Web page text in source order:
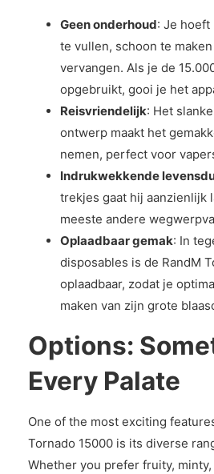
Geen onderhoud: Je hoeft
te vullen, schoon te
vervangen. Als je de
opgebruikt, gooi je het
Reisvriendelijk: Het
ontwerp maakt het
nemen, perfect voor
Indrukwekkende
trekjes gaat hij aanzienlijk
meeste andere
Oplaadbaar gemak: In
disposables is de RandM
oplaadbaar, zodat je
maken van zijn grote
Options:
Every Palate
One of the most exciting
Tornado 15000 is its diverse
Whether you prefer fruity,